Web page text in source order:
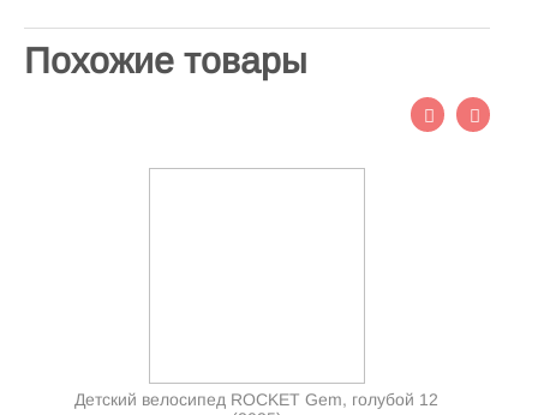
Похожие товары
Детский велосипед ROCKET Gem, голубой 12